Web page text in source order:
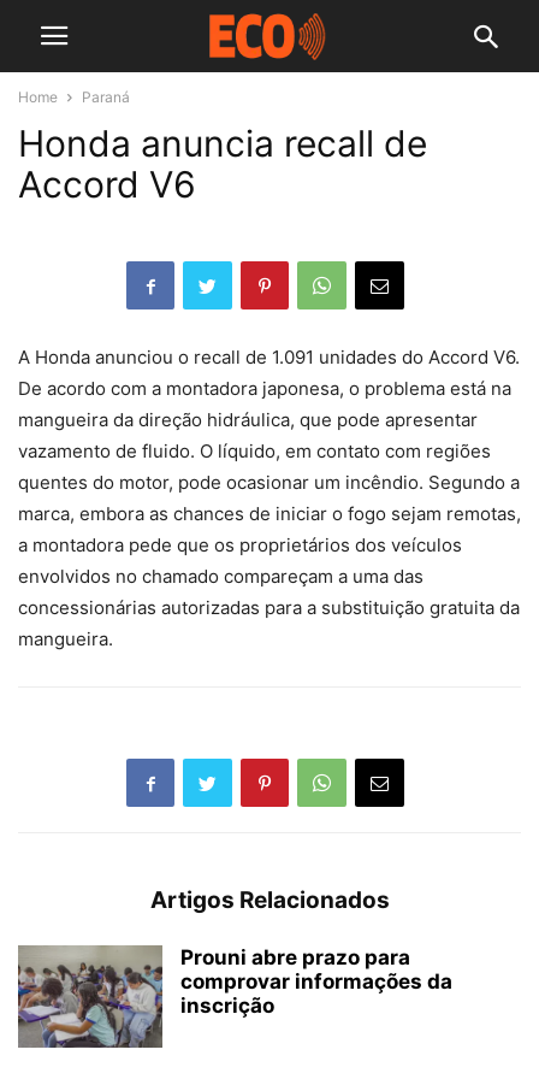
Home Paraná
Honda anuncia recall de
Accord V6
A Honda anunciou o recall de 1.091 unidades do Accord V6.
De acordo com a montadora japonesa, o problema está na
mangueira da direção hidráulica, que pode apresentar
vazamento de fluido. O líquido, em contato com regiões
quentes do motor, pode ocasionar um incêndio. Segundo a
marca, embora as chances de iniciar o fogo sejam remotas,
a montadora pede que os proprietários dos veículos
envolvidos no chamado compareçam a uma das
concessionárias autorizadas para a substituição gratuita da
mangueira.
Artigos Relacionados
Prouni abre prazo para
comprovar informações da
inscrição